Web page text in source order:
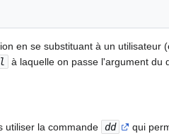
en se substituant à un utilisateur
à laquelle on passe l'argument du
utiliser la commande dd
qui